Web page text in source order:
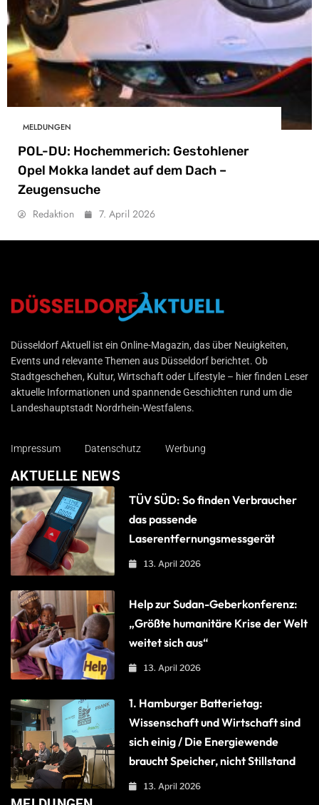
MELDUNGEN
POL-DU: Hochemmerich: Gestohlener
Opel Mokka landet auf dem Dach –
Zeugensuche
Redaktion 7. April 2026
Düsseldorf Aktuell
Düsseldorf Aktuell ist ein Online-Magazin, das über Neuigkeiten,
Events und relevante Themen aus Düsseldorf berichtet. Ob
Stadtgeschehen, Kultur, Wirtschaft oder Lifestyle – hier finden Leser
aktuelle Informationen und spannende Geschichten rund um die
Landeshauptstadt Nordrhein-Westfalens.
Impressum Datenschutz Werbung
AKTUELLE NEWS
TÜV SÜD: So finden Verbraucher
das passende
Laserentfernungsmessgerät
13. April 2026
Help zur Sudan-Geberkonferenz:
„Größte humanitäre Krise der Welt
weitet sich aus“
13. April 2026
1. Hamburger Batterietag:
Wissenschaft und Wirtschaft sind
sich einig / Die Energiewende
braucht Speicher, nicht Stillstand
13. April 2026